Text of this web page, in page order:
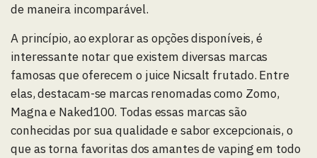
de maneira incomparável.
A princípio, ao explorar as opções disponíveis, é
interessante notar que existem diversas marcas
famosas que oferecem o juice Nicsalt frutado. Entre
elas, destacam-se marcas renomadas como Zomo,
Magna e Naked100. Todas essas marcas são
conhecidas por sua qualidade e sabor excepcionais, o
que as torna favoritas dos amantes de vaping em todo